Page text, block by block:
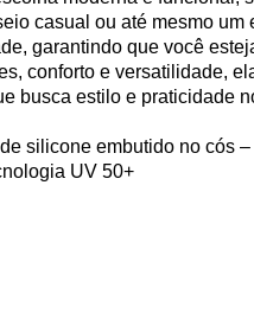
casual ou até mesmo
garantindo que você
conforto e versatilidade,
busca estilo e praticidade
silicone embutido no cós
UV 50+